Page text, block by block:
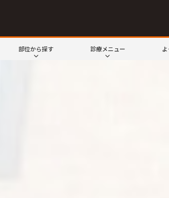
部位から探す 診療メニュー